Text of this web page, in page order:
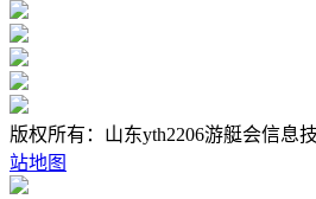
版权所有：山东yth2206游艇会信息
站地图